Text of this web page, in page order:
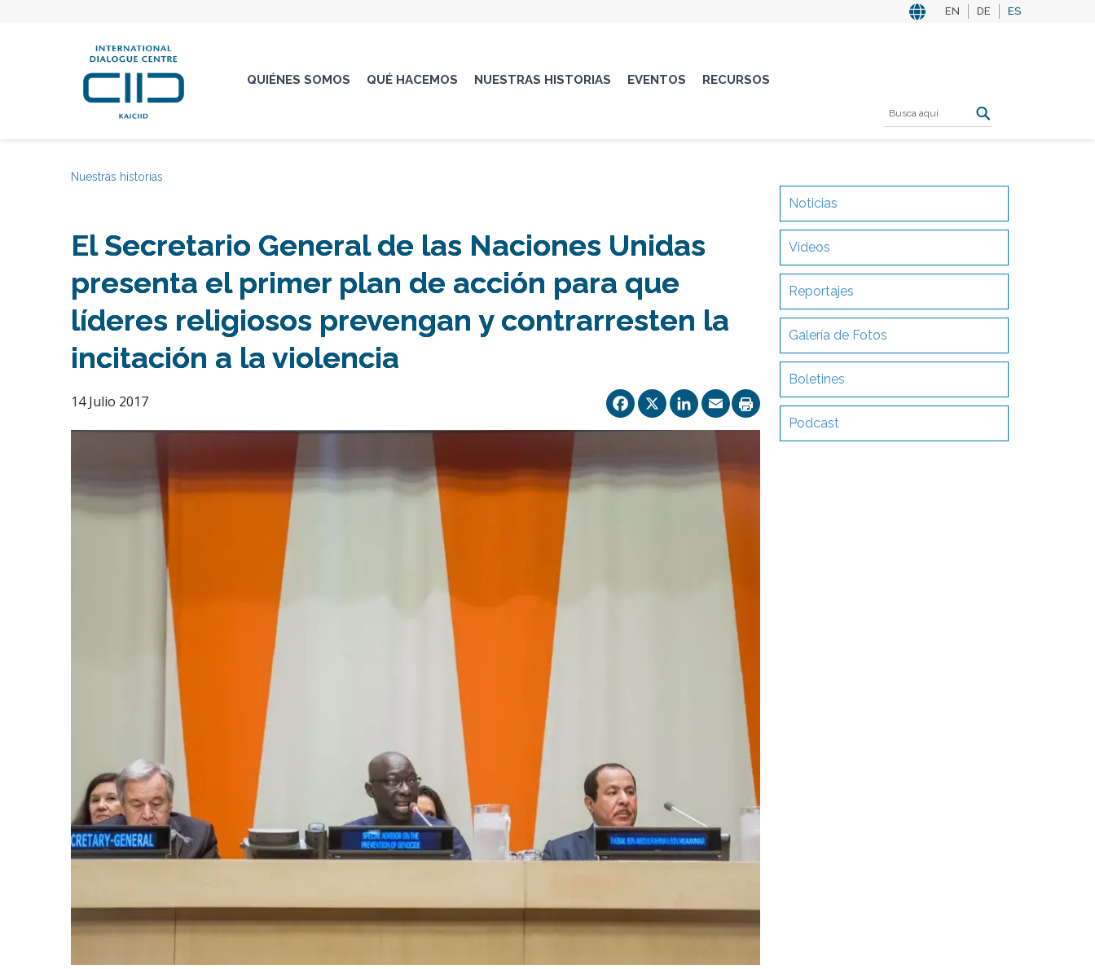
EN DE ES
QUIÉNES SOMOS QUÉ HACEMOS NUESTRAS HISTORIAS EVENTOS RECURSOS
Nuestras historias
El Secretario General de las Naciones Unidas
presenta el primer plan de acción para que
líderes religiosos prevengan y contrarresten la
incitación a la violencia
14 Julio 2017 Facebook
X LinkedIn
Email
Noticias
Videos
Reportajes
Galería de Fotos
Boletines
Podcast